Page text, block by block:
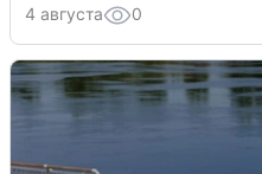
4 августа 0